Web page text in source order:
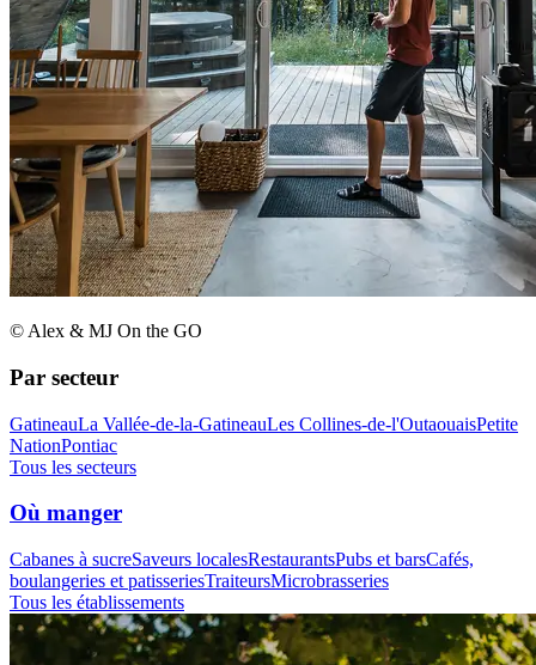
© Alex & MJ On the GO
Par secteur
GatineauLa Vallée-de-la-GatineauLes Collines-de-l'OutaouaisPetite
NationPontiac
Tous les secteurs
Où manger
Cabanes à sucreSaveurs localesRestaurantsPubs et barsCafés,
boulangeries et patisseriesTraiteursMicrobrasseries
Tous les établissements